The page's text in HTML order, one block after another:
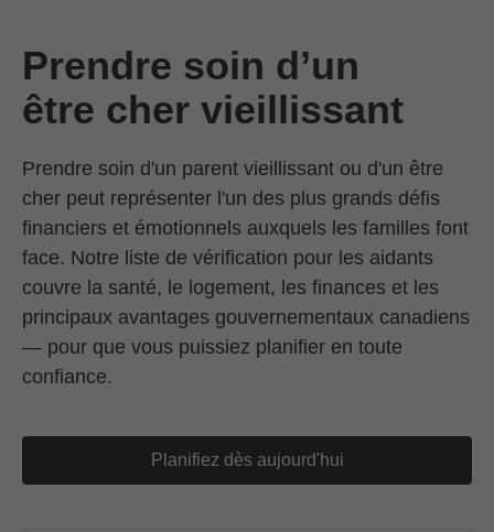
Prendre soin d’un
être cher vieillissant
Prendre soin d'un parent vieillissant ou d'un être
cher peut représenter l'un des plus grands défis
financiers et émotionnels auxquels les familles font
face. Notre liste de vérification pour les aidants
couvre la santé, le logement, les finances et les
principaux avantages gouvernementaux canadiens
— pour que vous puissiez planifier en toute
confiance.
Planifiez dès aujourd'hui